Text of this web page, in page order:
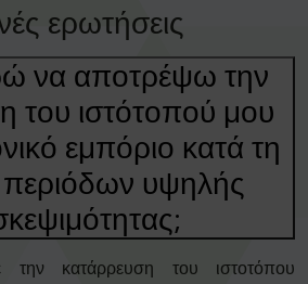
ερωτήσεις
να αποτρέψω την
του ιστότοπού μου
εμπόριο κατά τη
περιόδων υψηλής
την κατάρρευση του ιστοτόπου